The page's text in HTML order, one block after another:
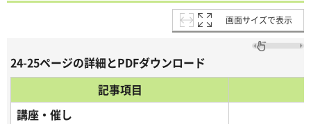
画面サイズで表示
24-25ページの詳細とPDFダウンロード
記事項目
講座・催し